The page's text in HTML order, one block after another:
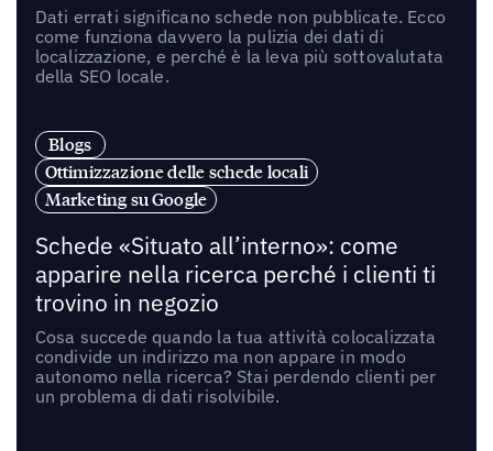
Dati errati significano schede non pubblicate. Ecco
come funziona davvero la pulizia dei dati di
localizzazione, e perché è la leva più sottovalutata
della SEO locale.
Blogs
Ottimizzazione delle schede locali
Marketing su Google
Schede «Situato all’interno»: come
apparire nella ricerca perché i clienti ti
trovino in negozio
Cosa succede quando la tua attività colocalizzata
condivide un indirizzo ma non appare in modo
autonomo nella ricerca? Stai perdendo clienti per
un problema di dati risolvibile.